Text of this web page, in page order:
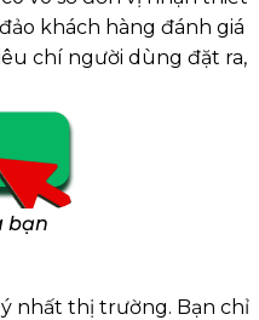
khách hàng đánh giá
chí người dùng đặt ra,
bạn
nhất thị trường. Bạn chỉ